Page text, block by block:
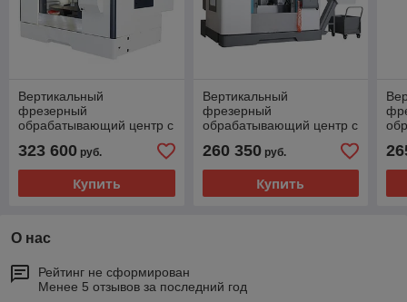
Вертикальный
фрезерный
обрабатывающий центр с
323 600 руб.
Купить
Вертикальный
фрезерный
обрабатывающий центр с
(спецификация 1)
260 350руб.
Купить
О нас
Рейтинг не сформирован
Менее 5 отзывов за последний год